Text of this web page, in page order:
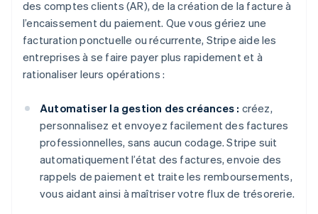
des comptes clients (AR), de la création de la facture à
l’encaissement du paiement. Que vous gériez une
facturation ponctuelle ou récurrente, Stripe aide les
entreprises à se faire payer plus rapidement et à
rationaliser leurs opérations :
Automatiser la gestion des créances : créez,
personnalisez et envoyez facilement des factures
professionnelles, sans aucun codage. Stripe suit
automatiquement l’état des factures, envoie des
rappels de paiement et traite les remboursements,
vous aidant ainsi à maîtriser votre flux de trésorerie.